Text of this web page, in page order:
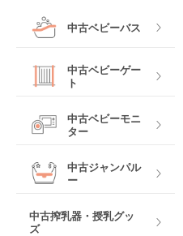
中古ベビーバス
中古ベビーゲー
ト
中古ベビーモニ
ター
中古ジャンパル
ー
中古搾乳器・授乳グッ
ズ